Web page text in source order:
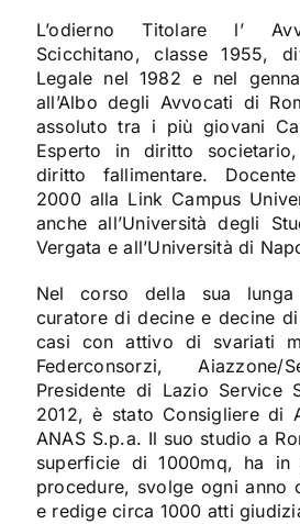
L’odierno Titolare l’
Scicchitano, classe 1955,
Legale nel 1982 e nel
all’Albo degli Avvocati di
assoluto tra i più giovani
Esperto in diritto
diritto fallimentare.
2000 alla Link Campus
anche all’Università degli
Vergata e all’Università di
Nel corso della sua
curatore di decine e decine
casi con attivo di svariati
Federconsorzi, Aiazzone/
Presidente di Lazio Service
2012, è stato Consigliere di
ANAS S.p.a. Il suo studio a
superficie di 1000mq, ha
procedure, svolge ogni anno
e redige circa 1000 atti